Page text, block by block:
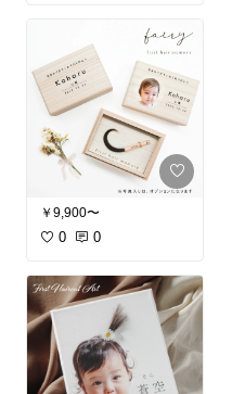
￥9,900〜
0 0